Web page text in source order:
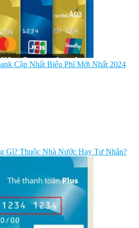
Cập Nhất Biểu Phí Mới Nhất 2024
Gì? Thuộc Nhà Nước Hay Tư Nhân?